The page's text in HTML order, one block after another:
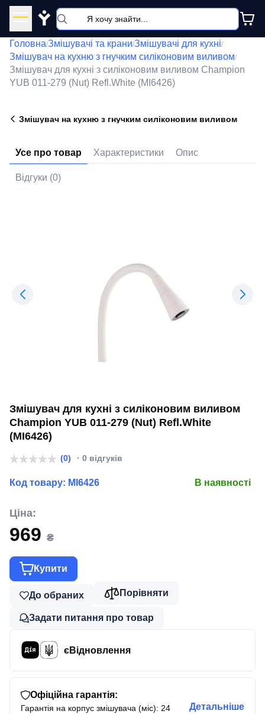
Y
Головна/Змішувачі та крани/Змішувачі для кухні/
Змішувач на кухню з гнучким силіконовим виливом/
Змішувач для кухні з силіконовим виливом Champion
YUB 011-279 (Nut) Refl.White (MI6426)
Змішувач на кухню з гнучким силіконовим виливом
Усе про товар Характеристики Опис
Відгуки (0)
Змішувач для кухні з силіконовим виливом
Champion YUB 011-279 (Nut) Refl.White
(MI6426)
(0) · 0 відгуків
Код товару: MI6426 В наявності
Ціна:
969 ₴
Купити
До обраних Порівняти
Задати питання про товар
єВідновлення
Офіційна гарантія:
Гарантія на корпус змішувача (міс): 24
Детальніше